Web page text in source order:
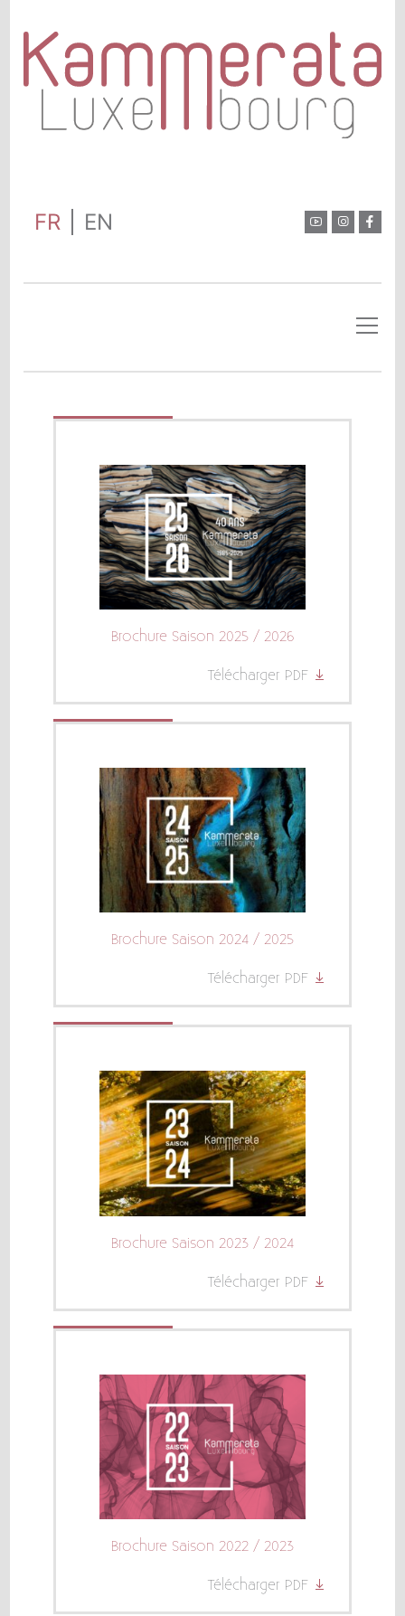
FR EN
Brochure Saison 2025 / 2026
Télécharger PDF
Brochure Saison 2024 / 2025
Télécharger PDF
Brochure Saison 2023 / 2024
Télécharger PDF
Brochure Saison 2022 / 2023
Télécharger PDF